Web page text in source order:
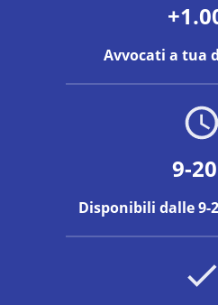
Avvocati a tua
9-
Disponibili dalle 9-